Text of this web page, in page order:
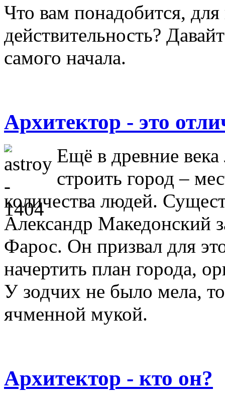
Что вам понадобится,
действительность?
самого начала.
Архитектор - это
Ещё в древние
строить город –
количества людей.
Александр Македонский
Фарос. Он призвал для
начертить план города,
У зодчих не было мела,
ячменной мукой.
Архитектор - кто он?